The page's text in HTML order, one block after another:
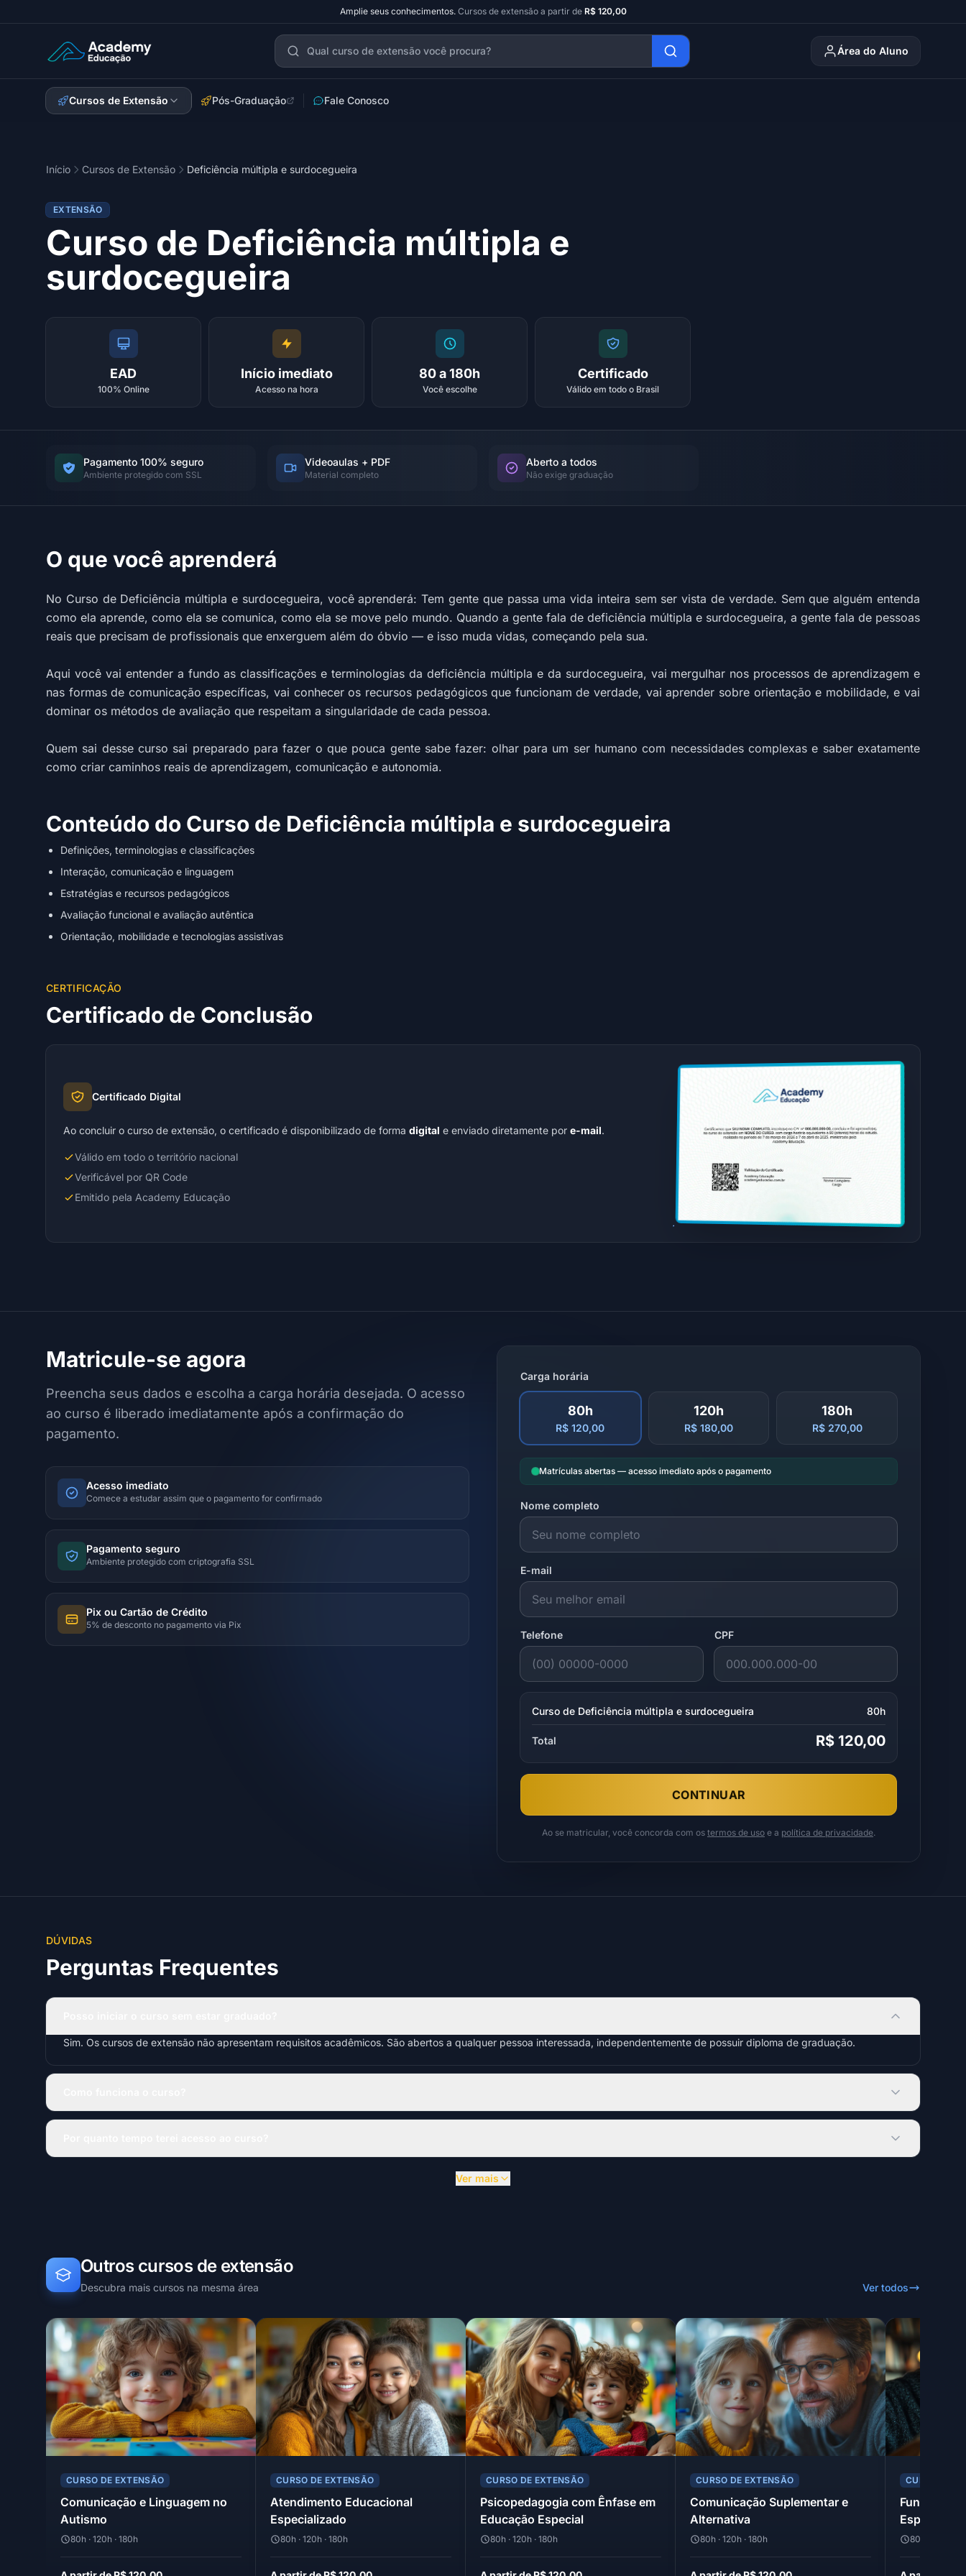
Amplie seus conhecimentos. Cursos de extensão a partir de R$ 120,00
Academy Extensão
Área do Aluno
Cursos de Extensão Pós-Graduação Fale Conosco
Início Cursos de Extensão Deficiência múltipla e surdocegueira
EXTENSÃO
Curso de Deficiência múltipla e
surdocegueira
EAD
100% Online
Início imediato
Acesso na hora
80 a 180h
Você escolhe
Certificado
Válido em todo o Brasil
Pagamento 100% seguro
Ambiente protegido com SSL
Videoaulas + PDF
Material completo
Aberto a todos
Não exige graduação
O que você aprenderá
No Curso de Deficiência múltipla e surdocegueira, você aprenderá: Tem gente que passa uma vida inteira sem ser vista de verdade. Sem que alguém entenda
como ela aprende, como ela se comunica, como ela se move pelo mundo. Quando a gente fala de deficiência múltipla e surdocegueira, a gente fala de pessoas
reais que precisam de profissionais que enxerguem além do óbvio — e isso muda vidas, começando pela sua.
Aqui você vai entender a fundo as classificações e terminologias da deficiência múltipla e da surdocegueira, vai mergulhar nos processos de aprendizagem e
nas formas de comunicação específicas, vai conhecer os recursos pedagógicos que funcionam de verdade, vai aprender sobre orientação e mobilidade, e vai
dominar os métodos de avaliação que respeitam a singularidade de cada pessoa.
Quem sai desse curso sai preparado para fazer o que pouca gente sabe fazer: olhar para um ser humano com necessidades complexas e saber exatamente
como criar caminhos reais de aprendizagem, comunicação e autonomia.
Conteúdo do Curso de Deficiência múltipla e surdocegueira
Definições, terminologias e classificações
Interação, comunicação e linguagem
Estratégias e recursos pedagógicos
Avaliação funcional e avaliação autêntica
Orientação, mobilidade e tecnologias assistivas
CERTIFICAÇÃO
Certificado de Conclusão
Certificado Digital
Ao concluir o curso de extensão, o certificado é disponibilizado de forma digital e enviado diretamente por e-mail.
Válido em todo o território nacional
Verificável por QR Code
Emitido pela Academy Educação
Matricule-se agora
Preencha seus dados e escolha a carga horária desejada. O acesso
ao curso é liberado imediatamente após a confirmação do
pagamento.
Acesso imediato
Comece a estudar assim que o pagamento for confirmado
Pagamento seguro
Ambiente protegido com criptografia SSL
Pix ou Cartão de Crédito
5% de desconto no pagamento via Pix
Carga horária
80h
R$ 120,00
120h
R$ 180,00
180h
R$ 270,00
Matrículas abertas — acesso imediato após o pagamento
Nome completo
E-mail
Telefone CPF
Curso de Deficiência múltipla e surdocegueira 80h
Total R$ 120,00
CONTINUAR
Ao se matricular, você concorda com os termos de uso e a política de privacidade.
DÚVIDAS
Perguntas Frequentes
Sim. Os cursos de extensão não apresentam requisitos acadêmicos. São abertos a qualquer pessoa interessada, independentemente de possuir diploma de graduação.
Ver mais
Outros cursos de extensão
Descubra mais cursos na mesma área Ver todos
CURSO DE EXTENSÃO
Comunicação e Linguagem no
Autismo
80h · 120h · 180h
CURSO DE EXTENSÃO
Atendimento Educacional
Especializado
80h · 120h · 180h
CURSO DE EXTENSÃO
Psicopedagogia com Ênfase em
Educação Especial
80h · 120h · 180h
CURSO DE EXTENSÃO
Comunicação Suplementar e
Alternativa
80h · 120h · 180h
CURSO DE
Especial e
80h · 120h ·